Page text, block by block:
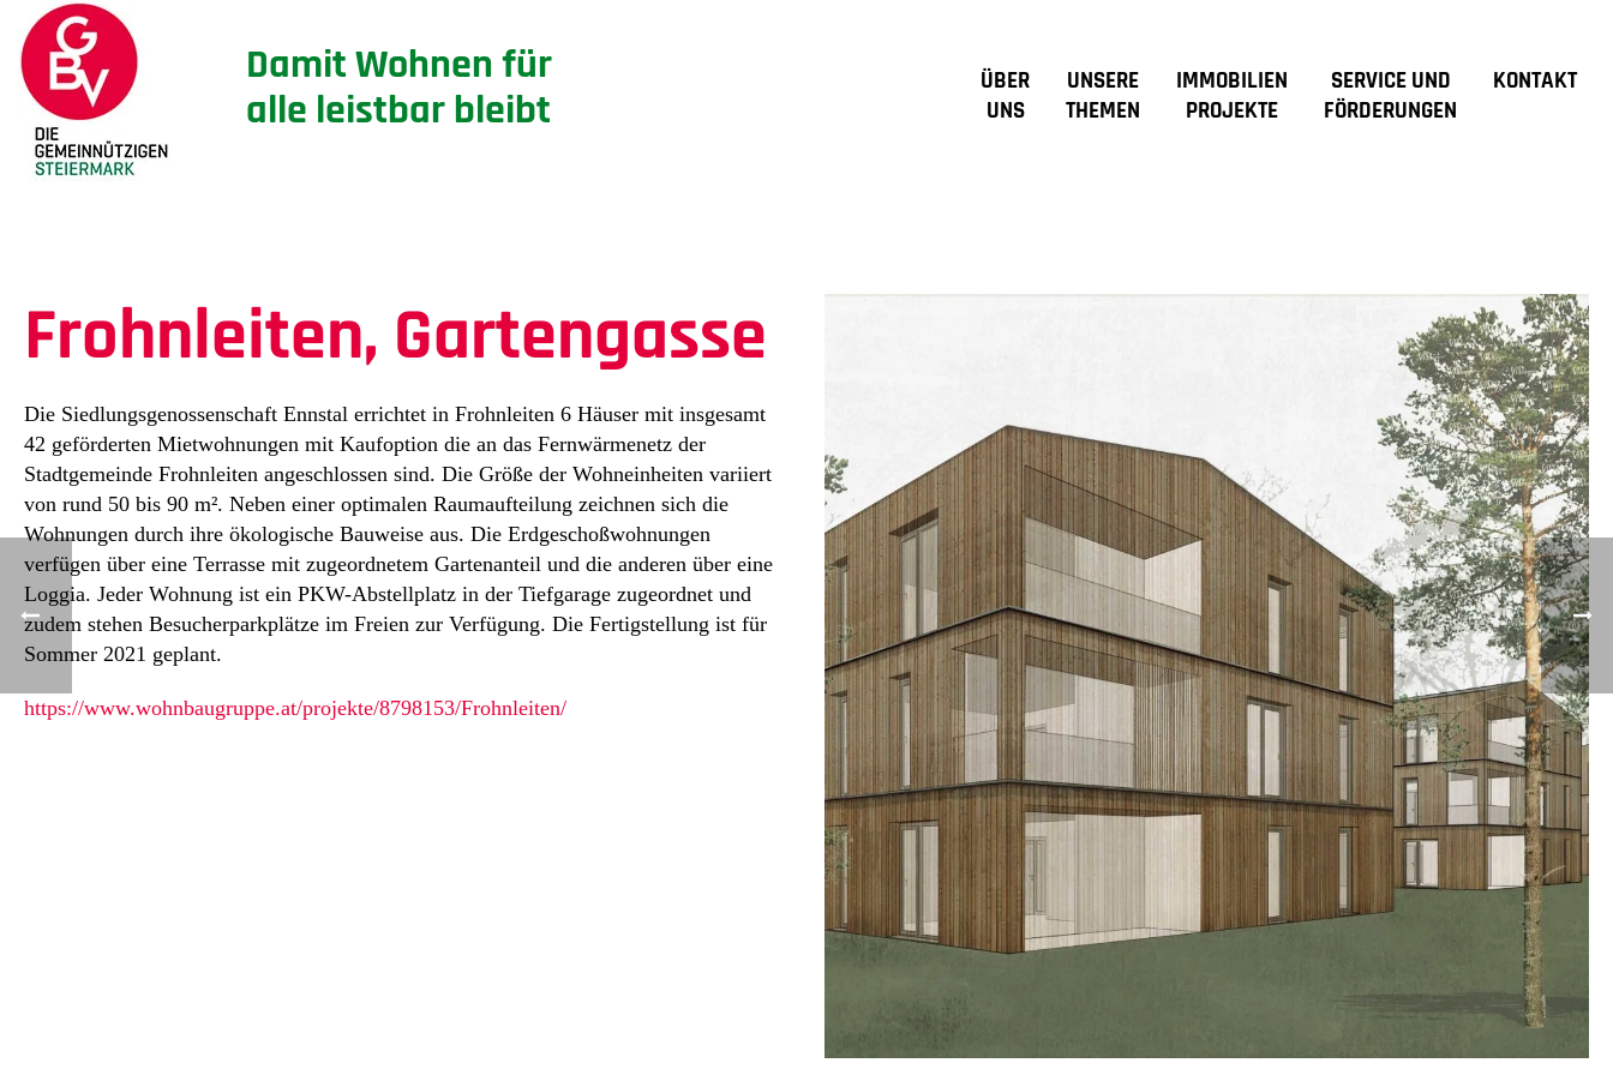
Damit Wohnen für
alle leistbar bleibt
ÜBER
UNS
UNSERE
THEMEN
IMMOBILIEN
PROJEKTE
SERVICE UND
FÖRDERUNGEN
KONTAKT
Frohnleiten, Gartengasse
Die Siedlungsgenossenschaft Ennstal errichtet in Frohnleiten 6 Häuser mit insgesamt
42 geförderten Mietwohnungen mit Kaufoption die an das Fernwärmenetz der
Stadtgemeinde Frohnleiten angeschlossen sind. Die Größe der Wohneinheiten variiert
von rund 50 bis 90 m². Neben einer optimalen Raumaufteilung zeichnen sich die
Wohnungen durch ihre ökologische Bauweise aus. Die Erdgeschoßwohnungen
verfügen über eine Terrasse mit zugeordnetem Gartenanteil und die anderen über eine
Loggia. Jeder Wohnung ist ein PKW-Abstellplatz in der Tiefgarage zugeordnet und
zudem stehen Besucherparkplätze im Freien zur Verfügung. Die Fertigstellung ist für
Sommer 2021 geplant.
https://www.wohnbaugruppe.at/projekte/8798153/Frohnleiten/